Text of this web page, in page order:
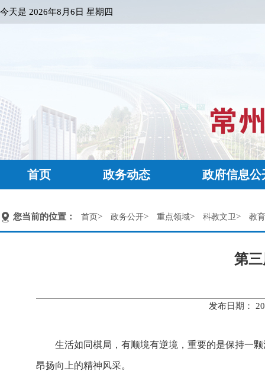
今天是 2026年8月6日 星期四
首页 政务动态 政府信息公
您当前的位置： 首页> 政务公开> 重点领域> 科教文卫> 教
第
发布日期：
生活如同棋局，有顺境有逆境，重要的是保持一
昂扬向上的精神风采。